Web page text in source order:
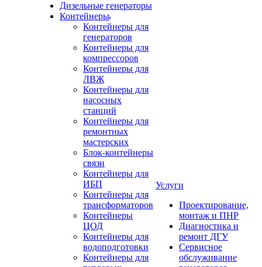
Дизельные генераторы
Контейнеры
Контейнеры для
генераторов
Контейнеры для
компрессоров
Контейнеры для
ЛВЖ
Контейнеры для
насосных
станций
Контейнеры для
ремонтных
мастерских
Блок-контейнеры
связи
Контейнеры для
ИБП
Контейнеры для
трансформаторов
Контейнеры
ЦОД
Контейнеры для
водоподготовки
Контейнеры для
Услуги
Проектирование,
монтаж и ПНР
Диагностика и
ремонт ДГУ
Сервисное
обслуживание